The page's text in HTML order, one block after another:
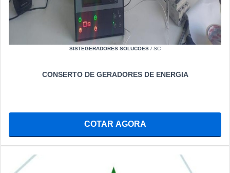
SISTEGERADORES SOLUCOES / SC
CONSERTO DE GERADORES DE ENERGIA
COTAR AGORA